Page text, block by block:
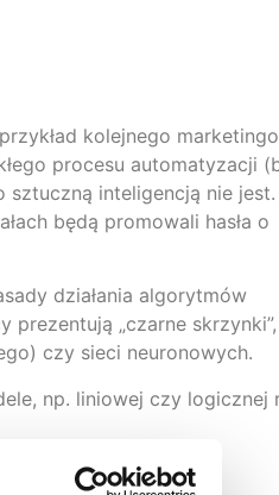
kolejnego
procesu automatyzacji
inteligencją nie
będą promowali hasła o
działania algorytmów
prezentują „czarne
czy sieci neuronowych.
np. liniowej czy logicznej